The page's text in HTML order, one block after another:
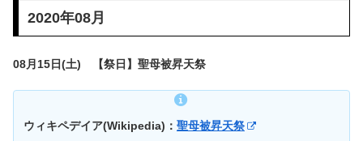
2020年08月
08月15日(土) 【祭日】聖母被昇天祭
ウィキペデイア(Wikipedia)： 聖母被昇天祭